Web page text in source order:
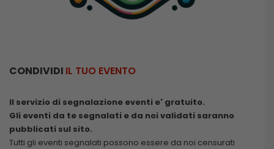
CONDIVIDI IL TUO EVENTO
Il servizio di segnalazione eventi e' gratuito.
Gli eventi da te segnalati e da noi validati saranno
pubblicati sul sito.
Tutti gli eventi segnalati possono essere da noi censurati